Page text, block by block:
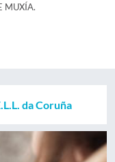
MUXÍA.
da Coruña